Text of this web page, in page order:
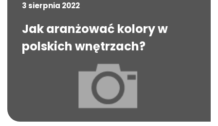
3 sierpnia 2022
Jak aranżować kolory w
polskich wnętrzach?